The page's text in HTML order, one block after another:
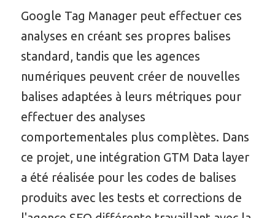
Google Tag Manager peut effectuer ces
analyses en créant ses propres balises
standard, tandis que les agences
numériques peuvent créer de nouvelles
balises adaptées à leurs métriques pour
effectuer des analyses
comportementales plus complètes. Dans
ce projet, une intégration GTM Data layer
a été réalisée pour les codes de balises
produits avec les tests et corrections de